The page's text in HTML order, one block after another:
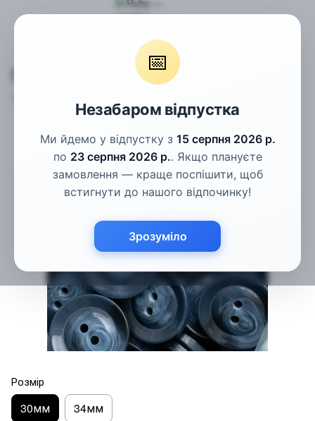
📅
Незабаром відпустка
Ми йдемо у відпустку з 15 серпня 2026 р.
по 23 серпня 2026 р.. Якщо плануєте
замовлення — краще поспішити, щоб
встигнути до нашого відпочинку!
Зрозуміло
Пальтові гудзики Гудзики сині рогові 30мм
Гудзики сині рогові 30мм
Розмір
30мм 34мм